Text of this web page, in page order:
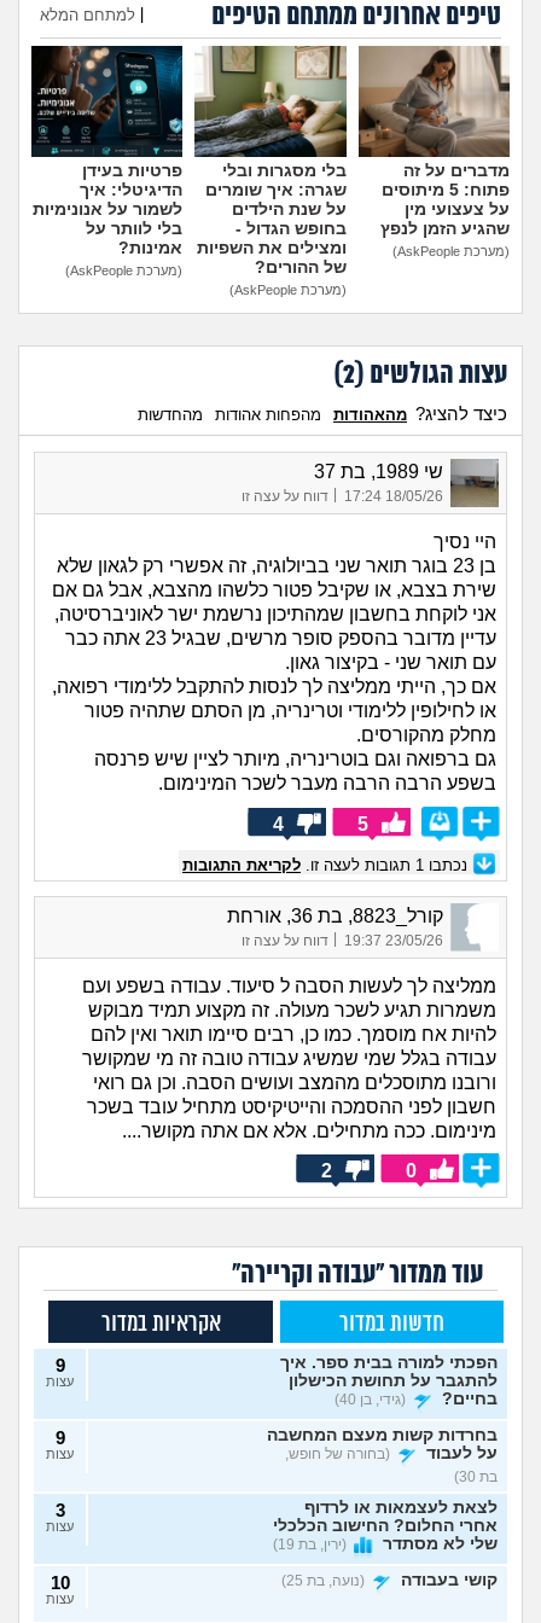
מה שעובר עליי
שומרים על הגוף
פיננסי וכלכלה
בין הסדינים
חיות מחמד
יוקר המחיה
טיפים אחרונים ממתחם הטיפים למתחם המלא
הוספת טיפ
מדברים על זה
פתוח: 5 מיתוסים
על צעצועי מין
שהגיע הזמן לנפץ
(מערכת AskPeople)
בלי מסגרות ובלי
שגרה: איך שומרים
על שנת הילדים
בחופש הגדול -
ומצילים את השפיות
של ההורים?
(מערכת AskPeople)
פרטיות בעידן
הדיגיטלי: איך
לשמור על אנונימיות
בלי לוותר על
אמינות?
(מערכת AskPeople)
עצות הגולשים (2
)
כיצד להציג? מהאהודות מהפחות אהודות מהחדשות
שי 1989, בת 37
18/05/26 17:24 דווח על עצה זו
היי נסיך
בן 23 בוגר תואר שני בביולוגיה, זה אפשרי רק לגאון שלא
שירת בצבא, או שקיבל פטור כלשהו מהצבא, אבל גם אם
אני לוקחת בחשבון שמהתיכון נרשמת ישר לאוניברסיטה,
עדיין מדובר בהספק סופר מרשים, שבגיל 23 אתה כבר
עם תואר שני - בקיצור גאון.
אם כך, הייתי ממליצה לך לנסות להתקבל ללימודי רפואה,
או לחילופין ללימודי וטרינריה, מן הסתם שתהיה פטור
מחלק מהקורסים.
גם ברפואה וגם בוטרינריה, מיותר לציין שיש פרנסה
בשפע הרבה הרבה מעבר לשכר המינימום.
5
4
נכתבו 1 תגובות לעצה זו. לקריאת התגובות
קורל_8823, בת 36, אורחת
23/05/26 19:37
| דווח על עצה זו
ממליצה לך לעשות הסבה ל סיעוד. עבודה בשפע ועם
משמרות תגיע לשכר מעולה. זה מקצוע תמיד מבוקש
להיות אח מוסמך. כמו כן, רבים סיימו תואר ואין להם
עבודה בגלל שמי שמשיג עבודה טובה זה מי שמקושר
ורובנו מתוסכלים מהמצב ועושים הסבה. וכן גם רואי
חשבון לפני ההסמכה והייטיקיסט מתחיל עובד בשכר
מינימום. ככה מתחילים. אלא אם אתה מקושר....
0
2
עוד ממדור "עבודה וקריירה"
חדשות במדור אקראיות במדור
הפכתי למורה בבית ספר. איך
להתגבר על תחושת הכישלון
בחיים?
(גידי, בן 40)
9
עצות
בחרדות קשות מעצם המחשבה
על לעבוד
(בחורה של חופש,
בת 30)
9
עצות
לצאת לעצמאות או לרדוף
אחרי החלום? החישוב הכלכלי
שלי לא מסתדר
(ירין, בת 19)
3
עצות
קושי בעבודה (נועה, בת 25) 10
עצות